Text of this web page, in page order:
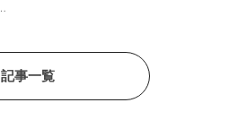
東海市大府市
,イベント
記事一覧